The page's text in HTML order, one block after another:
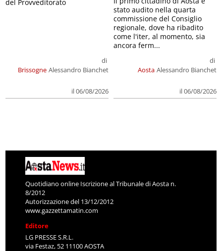
Brissogne
di
Alessandro Bianchet
il 06/08/2026
del Provveditorato
Aosta
di
Alessandro Bianchet
il 06/08/2026
stato audito nella quarta
commissione del Consiglio
regionale, dove ha ribadito
come l'iter, al momento, sia
ancora ferm...
Quotidiano online Iscrizione al Tribunale di Aosta n.
8/2012
Autorizzazione del 13/12/2012
www.gazzettamatin.com
Editore
LG PRESSE S.R.L.
via Festaz, 52 11100 AOSTA